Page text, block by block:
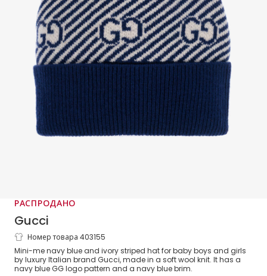
РАСПРОДАНО
Gucci
Кремово-синяя шерстяная шапка GG
для малышей
Номер товара 403155
Mini-me navy blue and ivory striped hat for baby boys and girls
by luxury Italian brand Gucci, made in a soft wool knit. It has a
navy blue GG logo pattern and a navy blue brim.